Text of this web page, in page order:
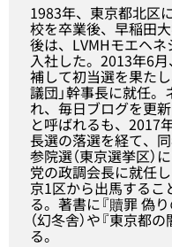
1983年、東京都北区
校を卒業後、早稲田
後は、LVMHモエヘ
入社した。2013年6
補して初当選を果た
議団」幹事長に就任
れ、毎日ブログを更
と呼ばれるも、2017
長選の落選を経て、
参院選（東京選挙区）
党の政調会長に就任
京1区から出馬するこ
る。著書に『贖罪 偽
（幻冬舎）や『東京都
る。